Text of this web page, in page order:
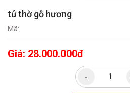
tủ thờ gỗ hương
Mã:
Giá: 28.000.000đ